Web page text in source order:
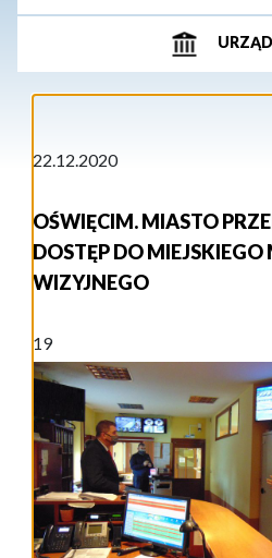
22.12.2020
OŚWIĘCIM. MIASTO
DOSTĘP DO
WIZYJNEGO
19